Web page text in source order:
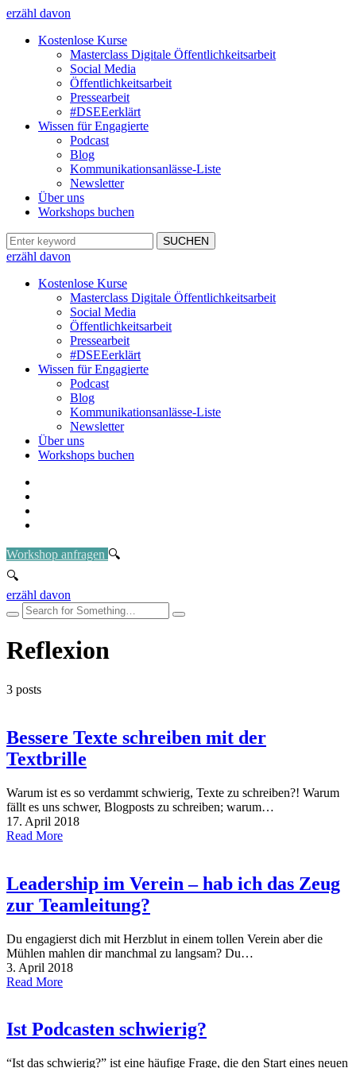
erzähl davon
Kostenlose Kurse
Masterclass Digitale Öffentlichkeitsarbeit
Social Media
Öffentlichkeitsarbeit
Pressearbeit
#DSEEerklärt
Wissen für Engagierte
Podcast
Blog
Kommunikationsanlässe-Liste
Newsletter
Über uns
Workshops buchen
erzähl davon
Kostenlose Kurse
Masterclass Digitale Öffentlichkeitsarbeit
Social Media
Öffentlichkeitsarbeit
Pressearbeit
#DSEEerklärt
Wissen für Engagierte
Podcast
Blog
Kommunikationsanlässe-Liste
Newsletter
Über uns
Workshops buchen
Workshop anfragen
erzähl davon
Reflexion
3 posts
Bessere Texte schreiben mit der
Textbrille
Warum ist es so verdammt schwierig, Texte zu schreiben?! Warum
fällt es uns schwer, Blogposts zu schreiben; warum…
17. April 2018
Read More
Leadership im Verein – hab ich das Zeug
zur Teamleitung?
Du engagierst dich mit Herzblut in einem tollen Verein aber die
Mühlen mahlen dir manchmal zu langsam? Du…
3. April 2018
Read More
Ist Podcasten schwierig?
“Ist das schwierig?” ist eine häufige Frage, die den Start eines neuen